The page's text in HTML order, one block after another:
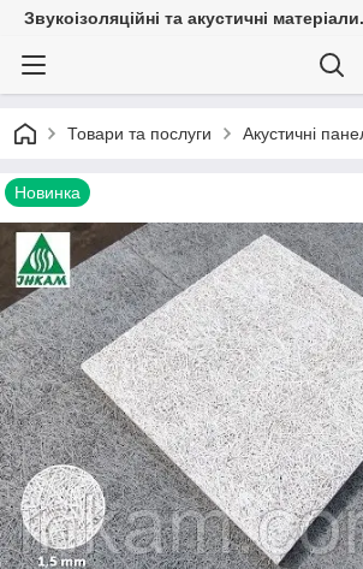
Звукоізоляційні та акустичні
Товари та послуги Акустичні
Новинка